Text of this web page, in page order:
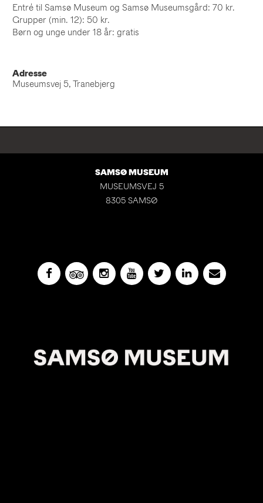
Entré til Samsø Museum og Samsø Museumsgård: 70 kr.
Grupper (min. 12): 50 kr.
Børn og unge under 18 år: gratis
Adresse
Museumsvej 5, Tranebjerg
SAMSØ MUSEUM
MUSEUMSVEJ 5
8305 SAMSØ